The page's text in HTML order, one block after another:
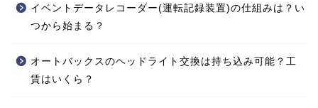
イベントデータレコーダー(運転記録装置)の仕組みは？い
つから始まる？
オートバックスのヘッドライト交換は持ち込み可能？工
賃はいくら？